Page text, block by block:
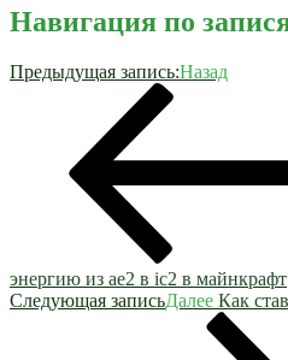
Навигация по
Предыдущая запись:Назад
энергию из ae2 в ic2 в майнкрафт
Следующая записьДалее Как